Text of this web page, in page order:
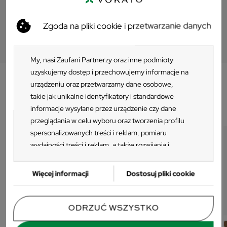
Zgoda na pliki cookie i przetwarzanie danych
My, nasi Zaufani Partnerzy oraz inne podmioty
uzyskujemy dostęp i przechowujemy informacje na
urządzeniu oraz przetwarzamy dane osobowe,
takie jak unikalne identyfikatory i standardowe
informacje wysyłane przez urządzenie czy dane
przeglądania w celu wyboru oraz tworzenia profilu
spersonalizowanych treści i reklam, pomiaru
wydajności treści i reklam, a także rozwijania i
Zaufani Partnerzy możemy korzystać z
precyzyjnych danych geolokalizacyjnych oraz
Ponieważ cenimy Twoją prywatność, prosimy o
Więcej informacji Dostosuj pliki cookie
ODRZUĆ WSZYSTKO
Klienci którzy zakupili ten produkt
kupili również:
PRODUKT WŁOSKI PRODUKT WŁOSKI
+2